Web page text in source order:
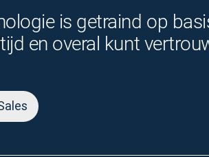
is getraind op
en overal kunt